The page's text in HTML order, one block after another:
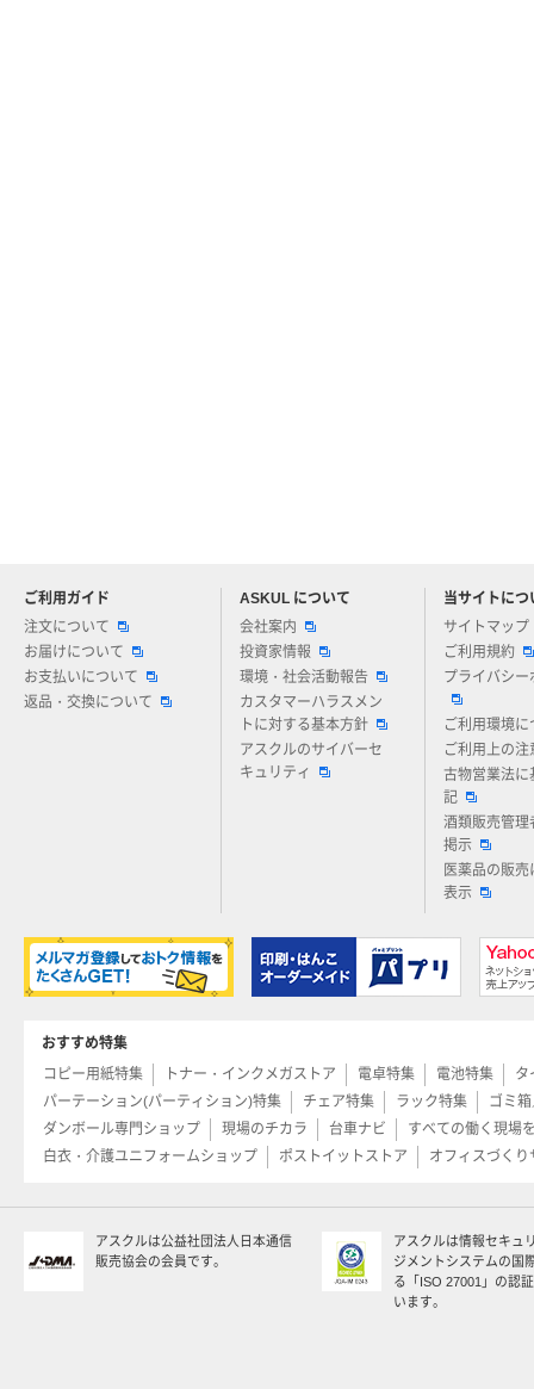
ご利用ガイド
注文について
お届けについて
お支払いについて
返品・交換について
ASKUL について
会社案内
投資家情報
環境・社会活動報告
カスタマーハラスメン
トに対する基本方針
アスクルのサイバーセ
キュリティ
当サイトにつ
サイトマップ
ご利用規約
プライバシー
ご利用環境に
ご利用上の注
古物営業法に
記
酒類販売管理
掲示
医薬品の販売
表示
アスクルについてお気軽にご質問ください
おすすめ特集
コピー用紙特集
トナー・インクメガストア 電卓特集 電池特集
タ
パーテーション(パーティション)特集
チェア特集 ラック特集
ゴミ
ダンボール専門ショップ
現場のチカラ 台車ナビ
すべての働く現場
白衣・介護ユニフォームショップ
ポストイットストア オフィスづくり
アスクルは公益社団法人日本通信
販売協会の会員です。
アスクルは情報セキュ
ジメントシステムの国
る「ISO 27001」の認
います。